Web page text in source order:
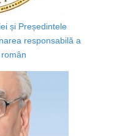
și Președintele
responsabilă a